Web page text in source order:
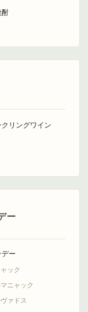
酎
クリングワイン
ー
デー
ック
ニャック
ァドス